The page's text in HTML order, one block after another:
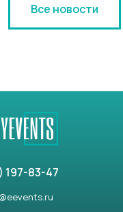
Все новости
197-83-47